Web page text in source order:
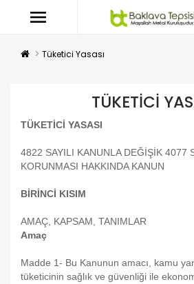
Tüketici Yasası
TÜKETICI
TÜKETİCİ YASASI
4822 SAYILI KANUNLA DEĞİŞİK 4077
KORUNMASI HAKKINDA KANUN
BİRİNCİ KISIM
AMAÇ, KAPSAM, TANIMLAR
Amaç
Madde 1- Bu Kanunun amacı, kamu
tüketicinin sağlık ve güvenliği ile